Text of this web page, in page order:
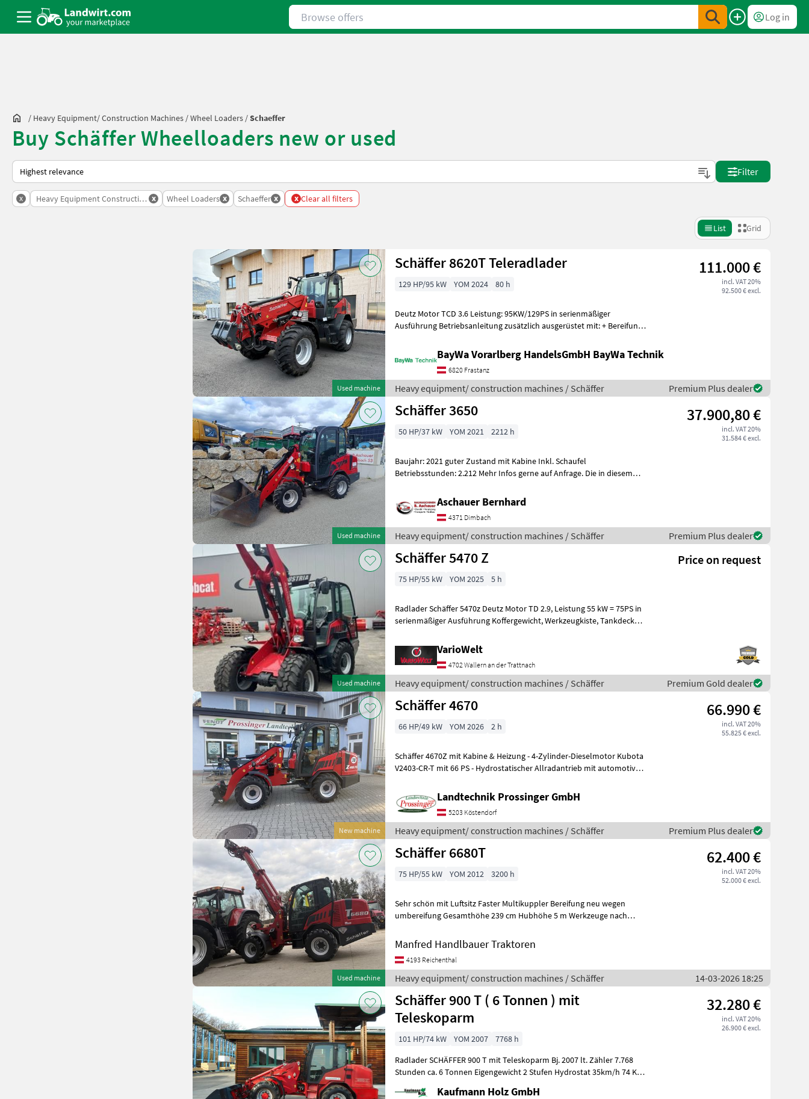
Browse offers
Log in
/ Heavy Equipment/ Construction Machines /Wheel Loaders /Schaeffer
Buy Schäffer Wheelloaders new or used
This is how sorting works on Landwirt.com
Filter
x Heavy Equipment Construction Machines
x Wheel Loaders x Schaeffer x x Clear all filters
List Grid
Used machine
Schäffer 8620T Teleradlader 111.000 €
incl. VAT 20%
92.500 € excl.
129 HP/95 kW YOM 2024 80 h
Deutz Motor TCD 3.6 Leistung: 95KW/129PS in serienmäßiger
Ausführung Betriebsanleitung zusätzlich ausgerüstet mit: + Bereifung
BayWa Vorarlberg HandelsGmbH BayWa Technik
6820 Frastanz
Heavy equipment/ construction machines / Schäffer Premium Plus dealer
Used machine
Schäffer 3650 37.900,80 €
incl. VAT 20%
31.584 € excl.
50 HP/37 kW YOM 2021 2212 h
Baujahr: 2021 guter Zustand mit Kabine Inkl. Schaufel
Betriebsstunden: 2.212 Mehr Infos gerne auf Anfrage. Die in diesem
Aschauer Bernhard
4371 Dimbach
Heavy equipment/ construction machines / Schäffer Premium Plus dealer
Used machine
Schäffer 5470 Z Price on request
75 HP/55 kW YOM 2025 5 h
Radlader Schäffer 5470z Deutz Motor TD 2.9, Leistung 55 kW = 75PS in
serienmäßiger Ausführung Koffergewicht, Werkzeugkiste, Tankdeckel
VarioWelt
4702 Wallern an der Trattnach
Heavy equipment/ construction machines / Schäffer Premium Gold dealer
New machine
Schäffer 4670 66.990 €
incl. VAT 20%
55.825 € excl.
66 HP/49 kW YOM 2026 2 h
Schäffer 4670Z mit Kabine & Heizung - 4-Zylinder-Dieselmotor Kubota
V2403-CR-T mit 66 PS - Hydrostatischer Allradantrieb mit automotiver
Landtechnik Prossinger GmbH
5203 Köstendorf
Heavy equipment/ construction machines / Schäffer Premium Plus dealer
Used machine
Schäffer 6680T 62.400 €
incl. VAT 20%
52.000 € excl.
75 HP/55 kW YOM 2012 3200 h
Sehr schön mit Luftsitz Faster Multikuppler Bereifung neu wegen
umbereifung Gesamthöhe 239 cm Hubhöhe 5 m Werkzeuge nach
Manfred Handlbauer Traktoren
4193 Reichenthal
Heavy equipment/ construction machines / Schäffer 14-03-2026 18:25
Schäffer 900 T ( 6 Tonnen ) mit
Teleskoparm
32.280 €
incl. VAT 20%
26.900 € excl.
101 HP/74 kW YOM 2007
7768 h
Radlader SCHÄFFER 900 T mit Teleskoparm Bj. 2007 lt. Zähler 7.768
Stunden ca. 6 Tonnen Eigengewicht 2 Stufen Hydrostat 35km/h 74 KW
Kaufmann Holz GmbH